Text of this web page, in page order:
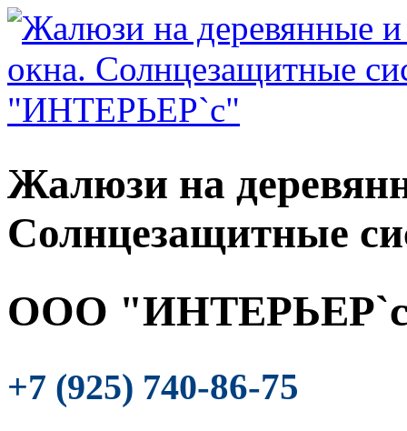
Жалюзи на
Солнцезащитные
ООО
+7 (925) 740-86-75